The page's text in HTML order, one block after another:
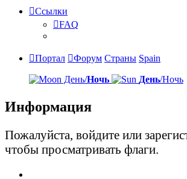
Ссылки
FAQ
Портал Форум Страны Spain
День/Ночь День/Ночь
Информация
Пожалуйста, войдите или
чтобы просматривать флаги.